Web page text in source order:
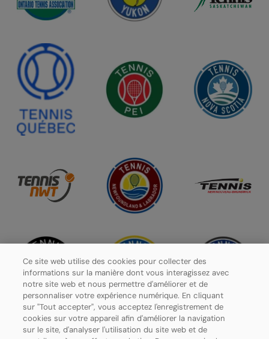
Ce site web utilise des cookies pour collecter des
informations sur la manière dont vous interagissez avec
notre site web et nous permettre d'améliorer et de
personnaliser votre expérience numérique. En cliquant
sur "Tout accepter", vous acceptez l'enregistrement de
cookies sur votre appareil afin d'améliorer la navigation
sur le site, d'analyser l'utilisation du site web et de